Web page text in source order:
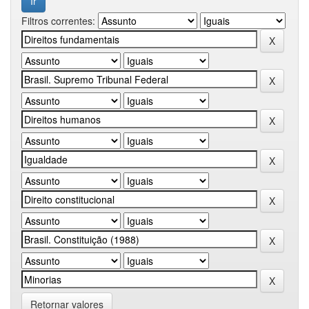
Filtros correntes:
Retornar valores